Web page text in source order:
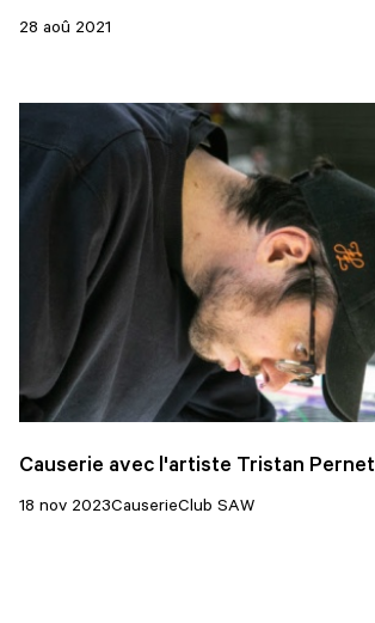
28 aoû 2021
Causerie avec l'artiste Tristan Pernet
18 nov 2023CauserieClub SAW